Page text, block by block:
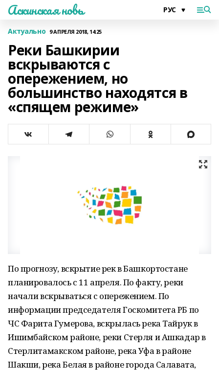
Аскинская новь
Актуально 9 АПРЕЛЯ 2018, 14:25
Реки Башкирии
вскрываются с
опережением, но
большинство находятся в
«спящем режиме»
По прогнозу, вскрытие рек в Башкортостане
планировалось с 11 апреля. По факту, реки
начали вскрываться с опережением. По
информации председателя Госкомитета РБ по
ЧС Фарита Гумерова, вскрылась река Тайрук в
Ишимбайском районе, реки Стерля и Ашкадар в
Стерлитамакском районе, река Уфа в районе
Шакши, река Белая в районе города Салавата,